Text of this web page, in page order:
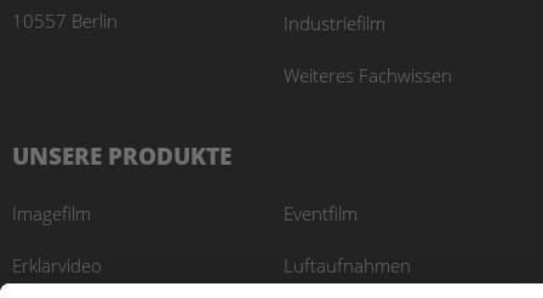
10557 Berlin
Industriefilm
Weiteres Fachwissen
UNSERE PRODUKTE
Imagefilm
Erklärvideo
Eventfilm
Luftaufnahmen